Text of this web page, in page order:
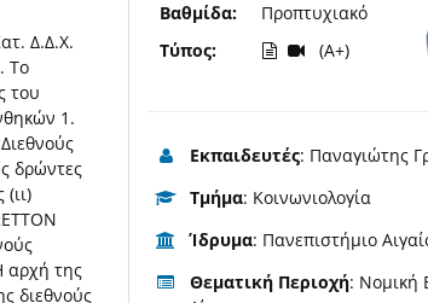
Δ.Δ.Χ.
Το
του
1.
δρώντες
αρχή της
διεθνούς
Βαθμίδα:
Τύπος:
Προπτυχιακό
(A+)
Εκπαιδευτές: Παναγιώτης
Τμήμα: Κοινωνιολογία
Ίδρυμα: Πανεπιστήμιο
Θεματική Περιοχή: Νομική